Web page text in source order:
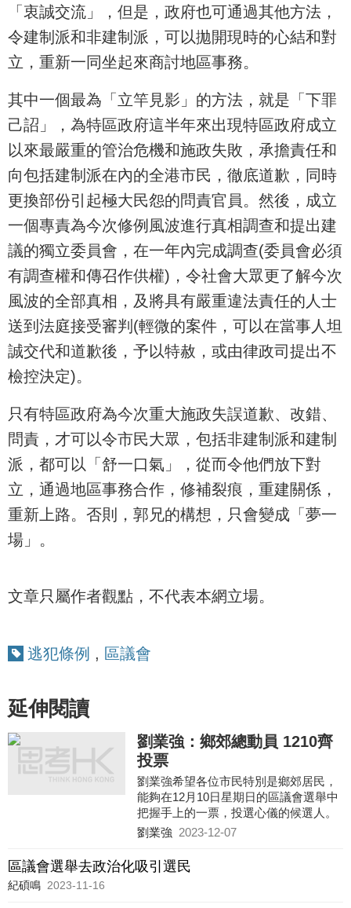
「衷誠交流」，但是，政府也可通過其他方法，
令建制派和非建制派，可以拋開現時的心結和對
立，重新一同坐起來商討地區事務。
其中一個最為「立竿見影」的方法，就是「下罪
己詔」，為特區政府這半年來出現特區政府成立
以來最嚴重的管治危機和施政失敗，承擔責任和
向包括建制派在內的全港市民，徹底道歉，同時
更換部份引起極大民怨的問責官員。然後，成立
一個專責為今次修例風波進行真相調查和提出建
議的獨立委員會，在一年內完成調查(委員會必須
有調查權和傳召作供權)，令社會大眾更了解今次
風波的全部真相，及將具有嚴重違法責任的人士
送到法庭接受審判(輕微的案件，可以在當事人坦
誠交代和道歉後，予以特赦，或由律政司提出不
檢控決定)。
只有特區政府為今次重大施政失誤道歉、改錯、
問責，才可以令市民大眾，包括非建制派和建制
派，都可以「舒一口氣」，從而令他們放下對
立，通過地區事務合作，修補裂痕，重建關係，
重新上路。否則，郭兄的構想，只會變成「夢一
場」。
文章只屬作者觀點，不代表本網立場。
逃犯條例 , 區議會
延伸閱讀
劉業強：鄉郊總動員 1210齊
投票
劉業強希望各位市民特別是鄉郊居民，
能夠在12月10日星期日的區議會選舉中
把握手上的一票，投選心儀的候選人。
劉業強 2023-12-07
區議會選舉去政治化吸引選民
紀碩鳴 2023-11-16